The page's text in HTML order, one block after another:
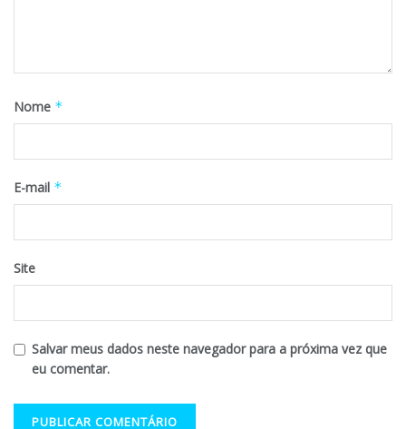
Nome *
E-mail *
Site
Salvar meus dados neste navegador para a próxima vez que
eu comentar.